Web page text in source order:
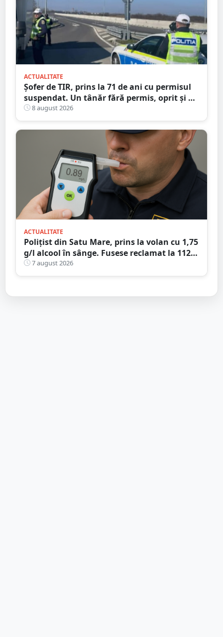
ACTUALITATE
Șofer de TIR, prins la 71 de ani cu permisul
suspendat. Un tânăr fără permis, oprit și el
la Petea
8 august 2026
ACTUALITATE
Polițist din Satu Mare, prins la volan cu 1,75
g/l alcool în sânge. Fusese reclamat la 112
că circula pe contrasens
7 august 2026